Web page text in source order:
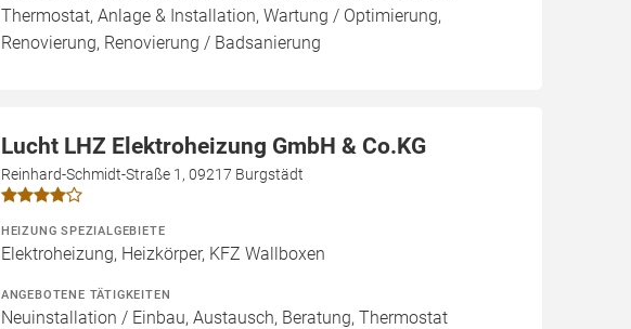
Thermostat, Anlage & Installation, Wartung / Optimierung,
Renovierung, Renovierung / Badsanierung
Lucht LHZ Elektroheizung GmbH & Co.KG
Reinhard-Schmidt-Straße 1, 09217 Burgstädt
HEIZUNG SPEZIALGEBIETE
Elektroheizung, Heizkörper, KFZ Wallboxen
ANGEBOTENE TÄTIGKEITEN
Neuinstallation / Einbau, Austausch, Beratung, Thermostat